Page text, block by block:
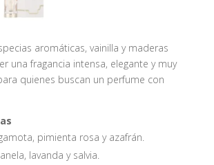
aromáticas, vainilla y maderas
una fragancia intensa, elegante y muy
quienes buscan un perfume con
pimienta rosa y azafrán.
lavanda y salvia.